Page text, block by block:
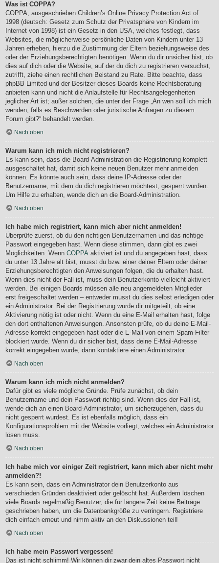
Was ist COPPA?
COPPA, ausgeschrieben Children’s Online Privacy Protection Act of
1998 (deutsch: Gesetz zum Schutz der Privatsphäre von Kindern im
Internet von 1998) ist ein Gesetz in den USA, welches festlegt, dass
Websites, die möglicherweise persönliche Daten von Kindern unter 13
Jahren erheben, hierzu die Zustimmung der Eltern beziehungsweise des
oder der Erziehungsberechtigten benötigen. Wenn du dir unsicher bist, ob
dies auf dich oder die Website, auf der du dich zu registrieren versuchst,
zutrifft, ziehe einen rechtlichen Beistand zu Rate. Bitte beachte, dass
phpBB Limited und der Besitzer dieses Boards keine Rechtsberatung
anbieten kann und nicht die Anlaufstelle für Rechtsangelegenheiten
jeglicher Art ist; außer solchen, die unter der Frage „An wen soll ich mich
wenden, falls es Beschwerden oder juristische Anfragen zu diesem
Forum gibt?“ behandelt werden.
Nach oben
Warum kann ich mich nicht registrieren?
Es kann sein, dass die Board-Administration die Registrierung komplett
ausgeschaltet hat, damit sich keine neuen Benutzer mehr anmelden
können. Es könnte auch sein, dass deine IP-Adresse oder der
Benutzername, mit dem du dich registrieren möchtest, gesperrt wurden.
Um Hilfe zu erhalten, wende dich an die Board-Administration.
Nach oben
Ich habe mich registriert, kann mich aber nicht anmelden!
Überprüfe zuerst, ob du den richtigen Benutzernamen und das richtige
Passwort eingegeben hast. Wenn diese stimmen, dann gibt es zwei
Möglichkeiten. Wenn COPPA aktiviert ist und du angegeben hast, dass
du unter 13 Jahre alt bist, musst du bzw. einer deiner Eltern oder deiner
Erziehungsberechtigten den Anweisungen folgen, die du erhalten hast.
Wenn dies nicht der Fall ist, muss dein Benutzerkonto vielleicht aktiviert
werden. Bei einigen Boards müssen alle neu angemeldeten Mitglieder
erst freigeschaltet werden – entweder musst du dies selbst erledigen oder
ein Administrator. Bei der Registrierung wurde dir mitgeteilt, ob eine
Aktivierung nötig ist oder nicht. Wenn du eine E-Mail erhalten hast, folge
den dort enthaltenen Anweisungen. Ansonsten prüfe, ob du deine E-Mail-
Adresse korrekt eingegeben hast oder die E-Mail von einem Spam-Filter
blockiert wurde. Wenn du dir sicher bist, dass deine E-Mail-Adresse
korrekt eingegeben wurde, dann kontaktiere einen Administrator.
Nach oben
Warum kann ich mich nicht anmelden?
Dafür gibt es viele mögliche Gründe. Prüfe zunächst, ob dein
Benutzername und dein Passwort richtig sind. Wenn dies der Fall ist,
wende dich an einen Board-Administrator, um sicherzugehen, dass du
nicht gesperrt wurdest. Es ist ebenfalls möglich, dass ein
Konfigurationsproblem mit der Website vorliegt, welches ein Administrator
lösen muss.
Nach oben
Ich habe mich vor einiger Zeit registriert, kann mich aber nicht mehr
anmelden?!
Es kann sein, dass ein Administrator dein Benutzerkonto aus
verschieden Gründen deaktiviert oder gelöscht hat. Außerdem löschen
viele Boards regelmäßig Benutzer, die für längere Zeit keine Beiträge
geschrieben haben, um die Datenbankgröße zu verringern. Registriere
dich einfach erneut und nimm aktiv an den Diskussionen teil!
Nach oben
Ich habe mein Passwort vergessen!
Das ist nicht schlimm! Wir können dir zwar dein altes Passwort nicht